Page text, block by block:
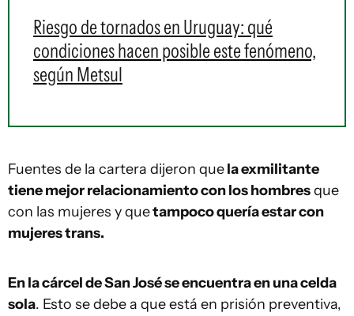
Riesgo de tornados en Uruguay: qué
condiciones hacen posible este fenómeno,
según Metsul
Fuentes de la cartera dijeron quela exmilitante
tiene mejor relacionamiento con los hombresque
con las mujeres y quetampoco quería estar con
mujeres trans.
En la cárcel de San José se encuentra en una celda
sola. Esto se debe a que está en prisión preventiva,